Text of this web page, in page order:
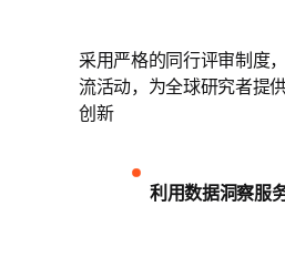
采用严格的同行评审制度
流活动，为全球研究者提
创新
利用数据洞察服